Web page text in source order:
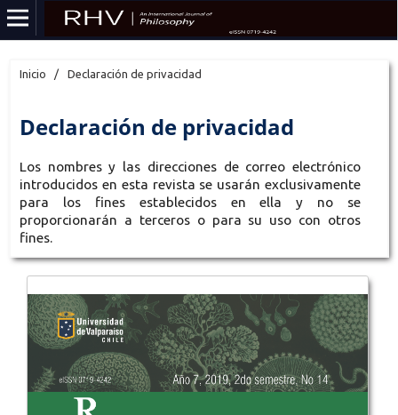
Inicio / Declaración de privacidad
Declaración de privacidad
Los nombres y las direcciones de correo electrónico
introducidos en esta revista se usarán exclusivamente
para los fines establecidos en ella y no se
proporcionarán a terceros o para su uso con otros
fines.